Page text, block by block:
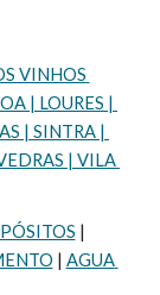
VINHOS
| LOURES |
| SINTRA |
| VILA
| AGUA